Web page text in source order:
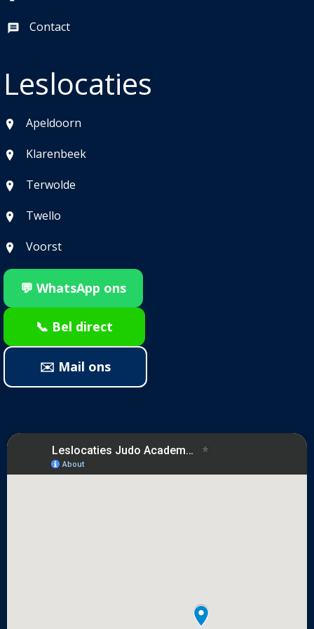
Contact
Leslocaties
Apeldoorn
Klarenbeek
Terwolde
Twello
Voorst
💬 WhatsApp ons
📞 Bel direct
✉️ Mail ons